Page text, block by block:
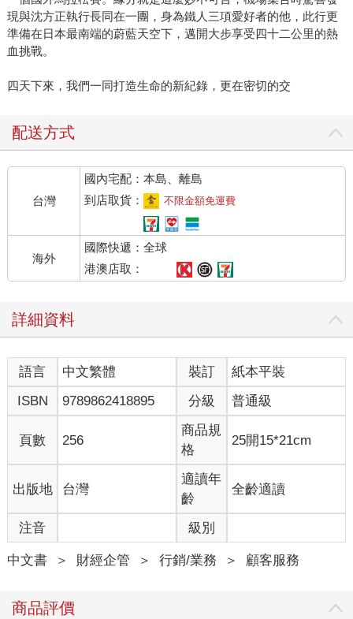
現與沈方正執行長同在一團，身為鐵人三項愛好者的他，此行更
準備在日本最南端的蔚藍天空下，邁開大步享受四十二公里的熱
血挑戰。
四天下來，我們一同打造生命的新紀錄，更在密切的交
配送方式
台灣
國內宅配：本島、離島
到店取貨：
不限金額免運費
海外
國際快遞：全球
港澳店取：
詳細資料
語言 中文繁體 裝訂
紙本平裝
ISBN
9789862418895 分級 普通級
頁數 256
商品規
格
25開15*21cm
出版地 台灣
適讀年
齡
全齡適讀
注音 級別
中文書 ＞ 財經企管 ＞ 行銷/業務 ＞ 顧客服務
商品評價